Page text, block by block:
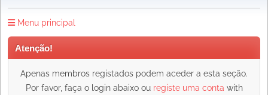
Menu principal
Atenção!
Apenas membros registados podem aceder a esta seção.
Por favor, faça o login abaixo ou registe uma conta with